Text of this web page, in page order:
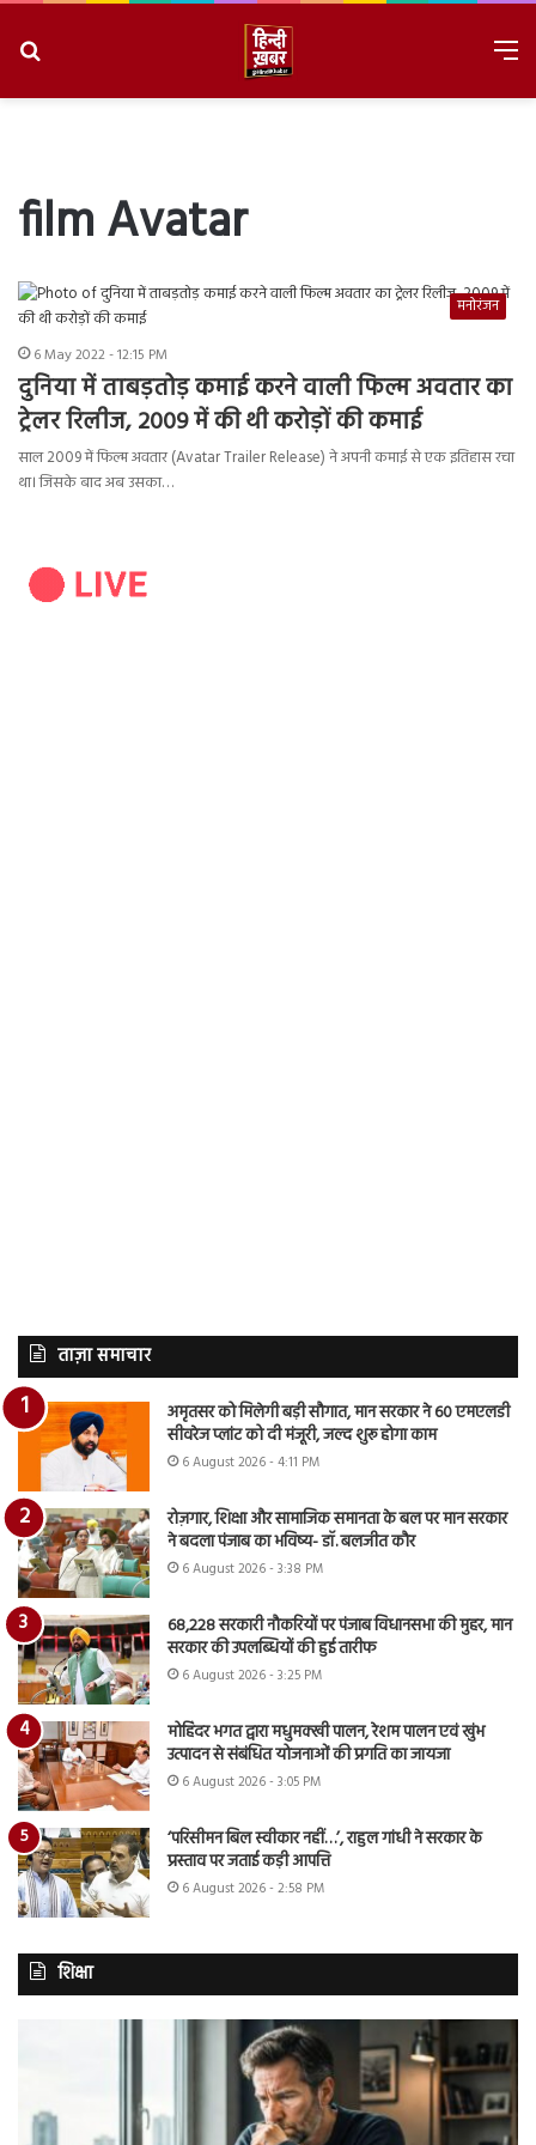
film Avatar
मनोरंजन
6 May 2022 - 12:15 PM
दुनिया में ताबड़तोड़ कमाई करने वाली फिल्म अवतार का
ट्रेलर रिलीज, 2009 में की थी करोड़ों की कमाई
साल 2009 में फिल्म अवतार (Avatar Trailer Release) ने अपनी कमाई से एक इतिहास रचा
था। जिसके बाद अब उसका…
ताज़ा समाचार
अमृतसर को मिलेगी बड़ी सौगात, मान सरकार ने 60 एमएलडी
सीवरेज प्लांट को दी मंजूरी, जल्द शुरू होगा काम
6 August 2026 - 4:11 PM
रोज़गार, शिक्षा और सामाजिक समानता के बल पर मान सरकार
ने बदला पंजाब का भविष्य- डॉ. बलजीत कौर
6 August 2026 - 3:38 PM
68,228 सरकारी नौकरियों पर पंजाब विधानसभा की मुहर, मान
सरकार की उपलब्धियों की हुई तारीफ
6 August 2026 - 3:25 PM
मोहिंदर भगत द्वारा मधुमक्खी पालन, रेशम पालन एवं खुंभ
उत्पादन से संबंधित योजनाओं की प्रगति का जायजा
6 August 2026 - 3:05 PM
‘परिसीमन बिल स्वीकार नहीं…’, राहुल गांधी ने सरकार के
प्रस्ताव पर जताई कड़ी आपत्ति
6 August 2026 - 2:58 PM
शिक्षा